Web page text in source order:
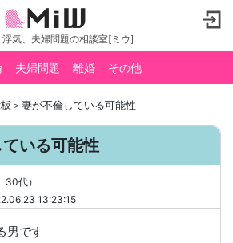
浮気、夫婦問題の相談室[ミウ]
夫婦問題 離婚 その他
＞妻が不倫している可能性
いる可能性
30代）
13:23:15
男です